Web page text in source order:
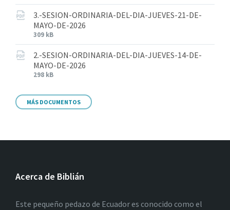
3.-SESION-ORDINARIA-DEL-DIA-JUEVES-21-DE-
MAYO-DE-2026
309 kB
2.-SESION-ORDINARIA-DEL-DIA-JUEVES-14-DE-
MAYO-DE-2026
298 kB
MÁS DOCUMENTOS
Acerca de Biblián
Este pequeño pedazo de Ecuador es conocido como el